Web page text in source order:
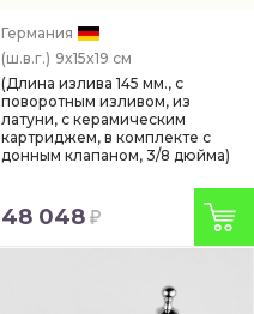
Германия
(ш.в.г.) 9x15x19 см
(Длина излива 145 мм., с
поворотным изливом, из
латуни, с керамическим
картриджем, в комплекте с
донным клапаном, 3/8 дюйма)
48 048